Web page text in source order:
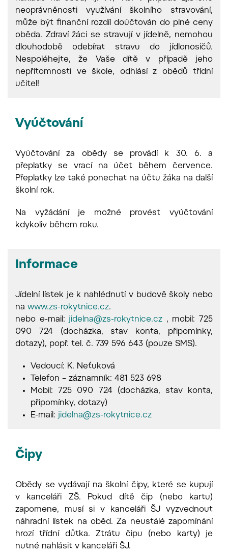
neoprávněnosti využívání školního stravování,
může být finanční rozdíl doúčtován do plné ceny
oběda. Zdraví žáci se stravují v jídelně, nemohou
dlouhodobě odebírat stravu do jídlonosičů.
Nespoléhejte, že Vaše dítě v případě jeho
nepřítomnosti ve škole, odhlásí z obědů třídní
učitel!
Vyúčtování
Vyúčtování za obědy se provádí k 30. 6. a
přeplatky se vrací na účet během července.
Přeplatky lze také ponechat na účtu žáka na další
školní rok.
Na vyžádání je možné provést vyúčtování
kdykoliv během roku.
Informace
Jídelní lístek je k nahlédnutí v budově školy nebo
na www.zs-rokytnice.cz.
nebo e-mail: jidelna@zs-rokytnice.cz , mobil: 725
090 724 (docházka, stav konta, připomínky,
dotazy), popř. tel. č. 739 596 643 (pouze SMS).
Vedoucí: K. Neťuková
Telefon – záznamník: 481 523 698
Mobil: 725 090 724 (docházka, stav konta,
připomínky, dotazy)
E-mail: jidelna@zs-rokytnice.cz
Čipy
Obědy se vydávají na školní čipy, které se kupují
v kanceláři ZŠ. Pokud dítě čip (nebo kartu)
zapomene, musí si v kanceláři ŠJ vyzvednout
náhradní lístek na oběd. Za neustálé zapomínání
hrozí třídní důtka. Ztrátu čipu (nebo karty) je
nutné nahlásit v kanceláři ŠJ.